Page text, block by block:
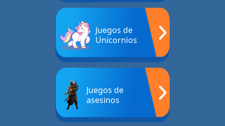
Juegos de
Unicornios
Juegos de
asesinos